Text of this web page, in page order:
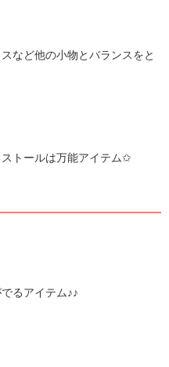
など他の小物とバランスをと
トールは万能アイテム✩
るアイテム♪♪